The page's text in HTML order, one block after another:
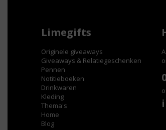
Limegifts
Originele giveaways
Giveaways & Relatiegeschenken
Pennen
Notitieboeken
Drinkwaren
Kleding
Thema's
Home
Blog